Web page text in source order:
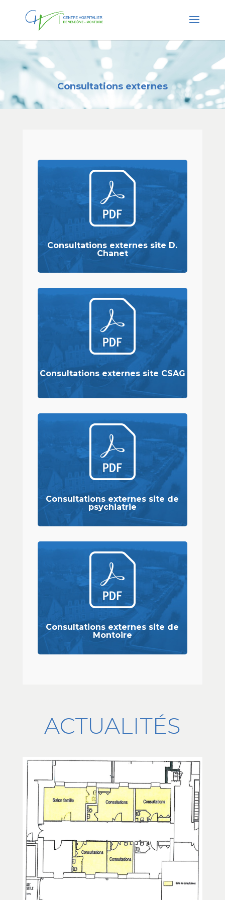
Consultations externes
Consultations externes site D.
Chanet
Consultations externes site CSAG
Consultations externes site de
psychiatrie
Consultations externes site de
Montoire
ACTUALITÉS